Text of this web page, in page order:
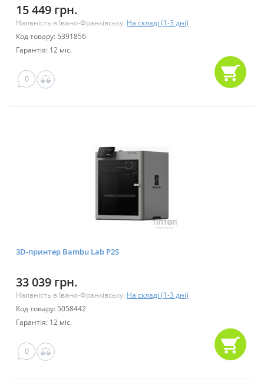
15 449 грн.
Наявність в Івано-Франківську: На складі (1-3 дні)
Код товару: 5391856
Гарантія: 12 міс.
0
3D-принтер Bambu Lab P2S
33 039 грн.
Наявність в Івано-Франківську: На складі (1-3 дні)
Код товару: 5058442
Гарантія: 12 міс.
0